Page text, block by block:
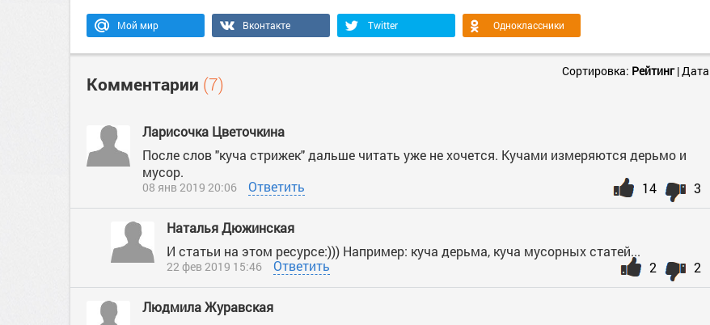
Мой мир Вконтакте Twitter Одноклассники
Комментарии (7)
Сортировка: Рейтинг|Дата
Ларисочка Цветочкина
После слов "куча стрижек" дальше читать уже не хочется. Кучами измеряются дерьмо и
мусор.
08 янв 2019 20:06 Ответить 3
14
Наталья Дюжинская
И статьи на этом ресурсе:))) Например: куча дерьма, куча мусорных статей...
22 фев 2019 15:46 Ответить 2
2
Людмила Журавская